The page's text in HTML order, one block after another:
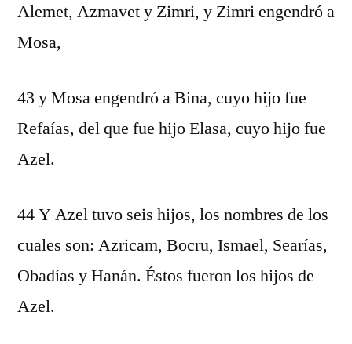
Alemet, Azmavet y Zimri, y Zimri engendró a
Mosa,
43 y Mosa engendró a Bina, cuyo hijo fue
Refaías, del que fue hijo Elasa, cuyo hijo fue
Azel.
44 Y Azel tuvo seis hijos, los nombres de los
cuales son: Azricam, Bocru, Ismael, Searías,
Obadías y Hanán. Éstos fueron los hijos de
Azel.